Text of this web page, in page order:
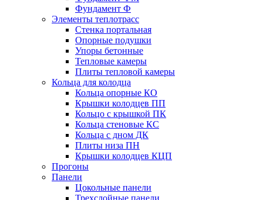
Фyндамент Ф
Элементы теплотрасс
Стенка портальная
Опорные подушки
Упоры бетонные
Тепловые камеры
Плиты тепловой камеры
Кольца для колодца
Кольца опорные КО
Крышки колодцев ПП
Кольцо с крышкой ПК
Кольца стеновые КС
Кольца с дном ДК
Плиты низа ПН
Крышки колодцев КЦП
Прогоны
Панели
Цокольные панели
Трехслойные панели